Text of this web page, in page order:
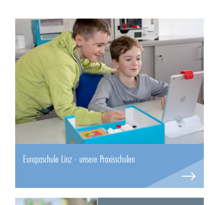
Europaschule Linz - unsere Praxisschulen